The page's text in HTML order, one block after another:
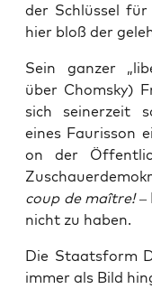
der Schlüs­sel
hier bloß der
Sein gan­zer
über Chom­sky)
sich sei­ner­zeit
eines Fau­ris­son
on der
coup de maître!–
nicht zu haben.
Die Staats­form
immer als Bild